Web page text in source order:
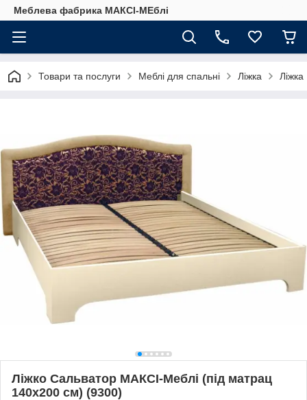
Меблева фабрика МАКСІ-МЕблі
Товари та послуги Меблі для спальні Ліжка Ліжка
Ліжко Сальватор МАКСІ-Меблі (під матрац
140х200 см) (9300)